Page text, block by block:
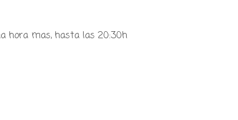
hora mas, hasta las 20:30h